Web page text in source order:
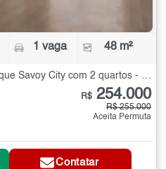
1 vaga 48 m²
Apartamento à Venda no Parque Savoy City com 2 quartos - 48 m²
R$ 254.000
R$ 255.000
Aceita Permuta
Contatar